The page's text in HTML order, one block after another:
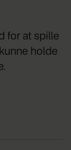
for at spille
holde